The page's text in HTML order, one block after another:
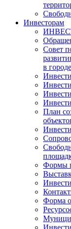
Инвесторам
Совет
в
План
Формы
Форма